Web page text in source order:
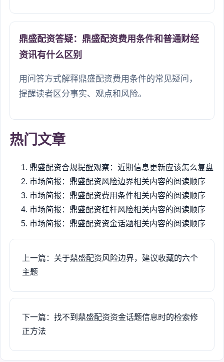
鼎盛配资答疑：鼎盛配资费用条件和普通财经
资讯有什么区别
用问答方式解释鼎盛配资费用条件的常见疑问，
提醒读者区分事实、观点和风险。
热门文章
鼎盛配资合规提醒观察：近期信息更新应该怎么复盘
市场简报：鼎盛配资风险边界相关内容的阅读顺序
市场简报：鼎盛配资费用条件相关内容的阅读顺序
市场简报：鼎盛配资杠杆风险相关内容的阅读顺序
市场简报：鼎盛配资资金话题相关内容的阅读顺序
上一篇：关于鼎盛配资风险边界，建议收藏的六个
主题
下一篇：找不到鼎盛配资资金话题信息时的检索修
正方法